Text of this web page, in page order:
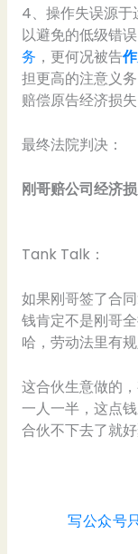
4、操作失误源于
以避免的低级错
务 ，更何况被告
担更高的注意义
赔偿原告经济损失
最终法院判决：
刚哥赔公司经济
Tank Talk：
如果刚哥签了合
钱肯定不是刚哥
哈，劳动法里有规
这合伙生意做的
一人一半，这点
合伙不下去了就好
写公众号